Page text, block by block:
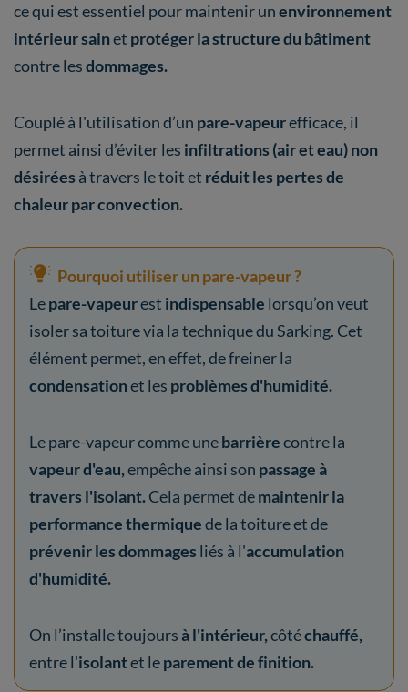
ce qui est essentiel pour maintenir unenvironnement
intérieur sainet protéger la structure du bâtiment
contre lesdommages.
Couplé à l'utilisation d’un pare-vapeurefficace, il
permet ainsi d’éviter les infiltrations (air et eau) non
désirées à travers le toit et réduit les pertes de
chaleur par convection.
Pourquoi utiliser un pare-vapeur ?
Lepare-vapeurest indispensable lorsqu’on veut
isoler sa toiture via la technique du Sarking. Cet
élément permet, en effet, de freiner la
condensationet les problèmes d'humidité.
Le pare-vapeur comme unebarrièrecontre la
vapeur d'eau,empêche ainsi son passage à
travers l'isolant.Cela permet demaintenir la
performance thermiquede la toiture et de
prévenir les dommages liés à l'accumulation
d'humidité.
On l’installe toujoursà l'intérieur,côtéchauffé,
entre l'isolantet leparement de finition.